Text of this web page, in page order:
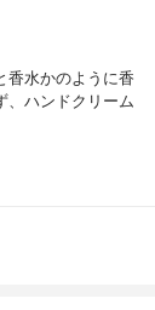
香水かのように香
、ハンドクリーム